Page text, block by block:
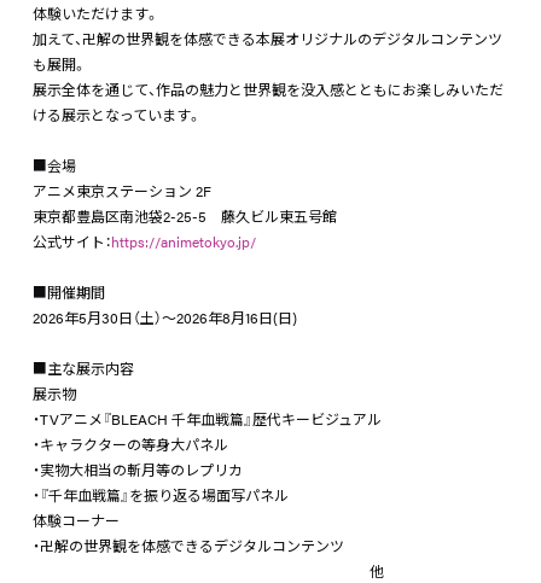
体験いただけます。
加えて、卍解の世界観を体感できる本展オリジナルのデジタルコンテンツ
も展開。
展示全体を通じて、作品の魅力と世界観を没入感とともにお楽しみいただ
ける展示となっています。
■会場
アニメ東京ステーション 2F
東京都豊島区南池袋2-25-5 藤久ビル東五号館
公式サイト：https://animetokyo.jp/
■開催期間
2026年5月30日（土）～2026年8月16日(日)
■主な展示内容
展示物
・TVアニメ『BLEACH 千年血戦篇』歴代キービジュアル
・キャラクターの等身大パネル
・実物大相当の斬月等のレプリカ
・『千年血戦篇』を振り返る場面写パネル
体験コーナー
・卍解の世界観を体感できるデジタルコンテンツ
他